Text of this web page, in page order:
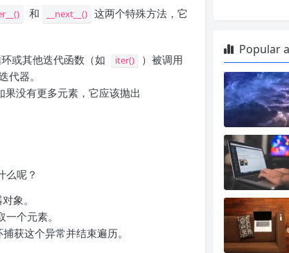
和 __next__() 这两个特殊方法，它
或其他迭代函数（如 iter()
）被调用
代器。
果没有更多元素，它应该抛出
么呢？
象。
个元素。
获这个异常并结束遍历。
Popular